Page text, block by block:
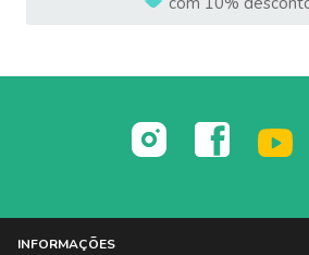
Payback sem retirar o repctor
Ideal para uso com celular e câmeras
INFORMAÇÕES